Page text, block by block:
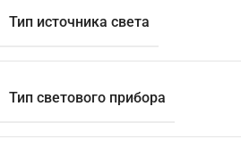
Тип источника света
Тип светового прибора